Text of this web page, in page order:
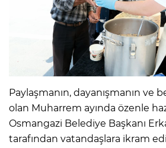
Paylaşmanın, dayanışmanın ve
olan Muharrem ayında özenle
Osmangazi Belediye Başkanı
tarafından vatandaşlara ikram